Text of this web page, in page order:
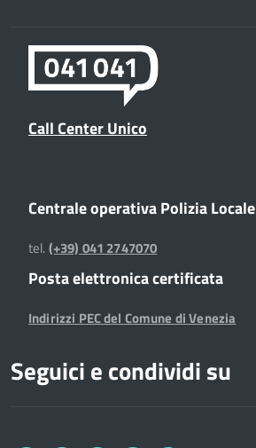
Call Center Unico
Centrale operativa Polizia Locale
tel.(+39) 041 2747070
Posta elettronica certificata
Indirizzi PEC del Comune di Venezia
Seguici e condividi su